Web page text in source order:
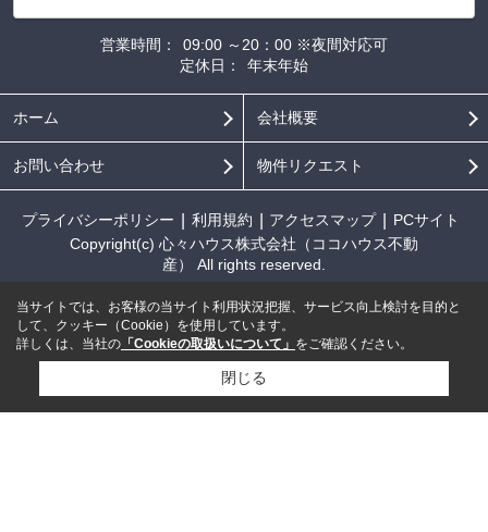
営業時間：
09:00 ～20：00 ※夜間対応可
定休日：
年末年始
ホーム 会社概要
お問い合わせ 物件リクエスト
プライバシーポリシー 利用規約 アクセスマップ
PCサイト
Copyright(c) 心々ハウス株式会社（ココハウス不動
産） All rights reserved.
当サイトでは、お客様の当サイト利用状況把握、サービス向上検討を目的と
して、クッキー（Cookie）を使用しています。
詳しくは、当社の 「Cookieの取扱いについて」 をご確認ください。
閉じる